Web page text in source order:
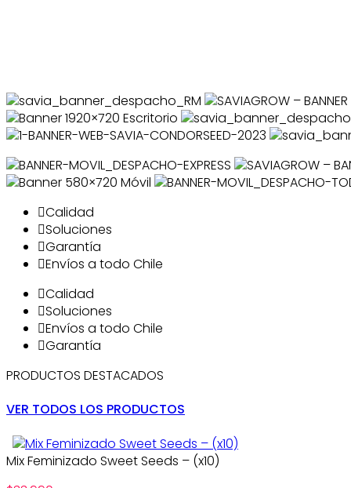
Calidad
Soluciones
Garantía
Envíos a todo Chile
Calidad
Soluciones
Envíos a todo Chile
Garantía
PRODUCTOS DESTACADOS
VER TODOS LOS PRODUCTOS
Mix Feminizado Sweet Seeds – (x10)